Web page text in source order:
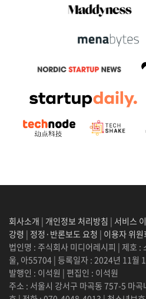
회사소개 | 개인정보 처리방침 | 서비스
강령 | 정정·반론보도 요청 | 이용자 위원
법인명 : 주식회사 미디어레시피 | 제호 :
울, 아55704 | 등록일자 : 2024년 11월
발행인 : 이석원 | 편집인 : 이석원
주소 : 서울시 강서구 마곡동 757-5 마